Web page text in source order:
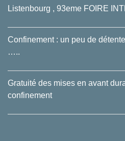
Listenbourg , 93eme FOIRE
Confinement : un peu de
…..
Gratuité des mises en avant
confinement